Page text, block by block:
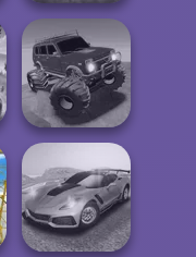
City Bike Racing
Champion
Offroad Muddy
Trucks